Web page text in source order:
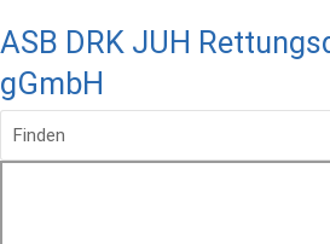
ASB DRK JUH
gGmbH
Finden